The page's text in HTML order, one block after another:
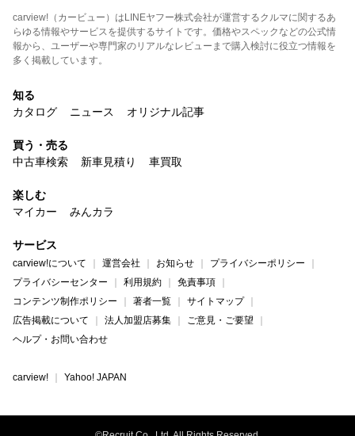
carview!（カービュー）はLINEヤフー株式会社が運営するクルマに関するあ
らゆる情報やサービスを提供するサイトです。価格やスペックなどの公式情
報から、ユーザーや専門家のリアルなレビューまで購入検討に役立つ情報を
多く掲載しています。
知る
カタログ
ニュース オリジナル記事
買う・売る
中古車検索
新車見積り 車買取
楽しむ
マイカー
みんカラ
サービス
carview!について 運営会社 お知らせ
プライバシーポリシー
プライバシーセンター
利用規約
免責事項
コンテンツ制作ポリシー
著者一覧
サイトマップ
広告掲載について
法人加盟店募集
ご意見・ご要望
ヘルプ・お問い合わせ
carview! Yahoo! JAPAN